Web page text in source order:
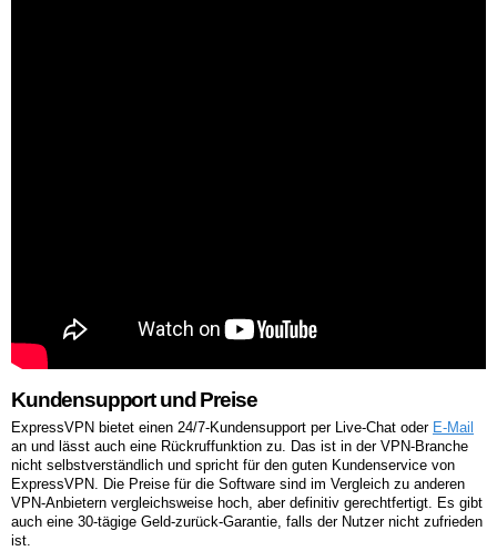
Kundensupport und Preise
ExpressVPN bietet einen 24/7-Kundensupport per Live-Chat oder E-Mail
an und lässt auch eine Rückruffunktion zu. Das ist in der VPN-Branche
nicht selbstverständlich und spricht für den guten Kundenservice von
ExpressVPN. Die Preise für die Software sind im Vergleich zu anderen
VPN-Anbietern vergleichsweise hoch, aber definitiv gerechtfertigt. Es gibt
auch eine 30-tägige Geld-zurück-Garantie, falls der Nutzer nicht zufrieden
ist.